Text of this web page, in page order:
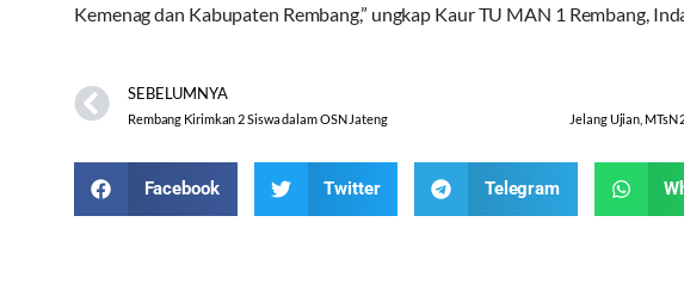
Kemenag dan Kabupaten Rembang,” ungkap Kaur TU MAN 1 Rembang,
SEBELUMNYA
Rembang Kirimkan 2 Siswa dalam OSN Jateng
Facebook Twitter Telegram